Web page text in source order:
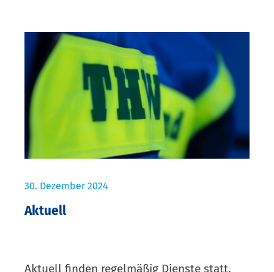
30. Dezember 2024
Aktuell
Aktuell finden regelmäßig Dienste statt.